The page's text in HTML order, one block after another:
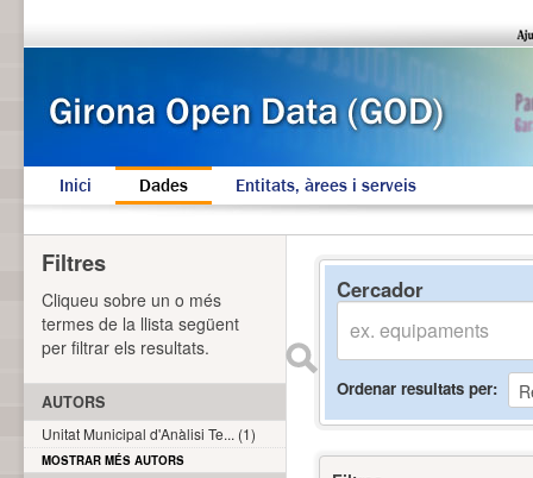
Inici Dades Entitats, àrees i serveis
Cercador
Ordenar resultats per
Filtres
Cliqueu sobre un o més
termes de la llista següent
per filtrar els resultats.
AUTORS
Unitat Municipal d'Anàlisi Te... (1)
MOSTRAR MÉS AUTORS